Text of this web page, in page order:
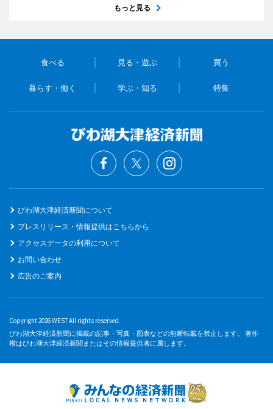
もっと見る
食べる 見る・遊ぶ 買う
暮らす・働く 学ぶ・知る 特集
びわ湖大津経済新聞について
プレスリリース・情報提供はこちらから
アクセスデータの利用について
お問い合わせ
広告のご案内
Copyright 2026 WEST All rights reserved.
びわ湖大津経済新聞に掲載の記事・写真・図表などの無断転載を禁止します。 著作
権はびわ湖大津経済新聞またはその情報提供者に属します。